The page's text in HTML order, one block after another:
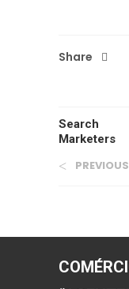
Share
Search
Marketers
PREVIOUS